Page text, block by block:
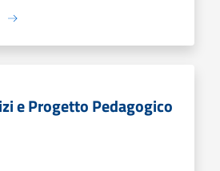
e Progetto Pedagogico